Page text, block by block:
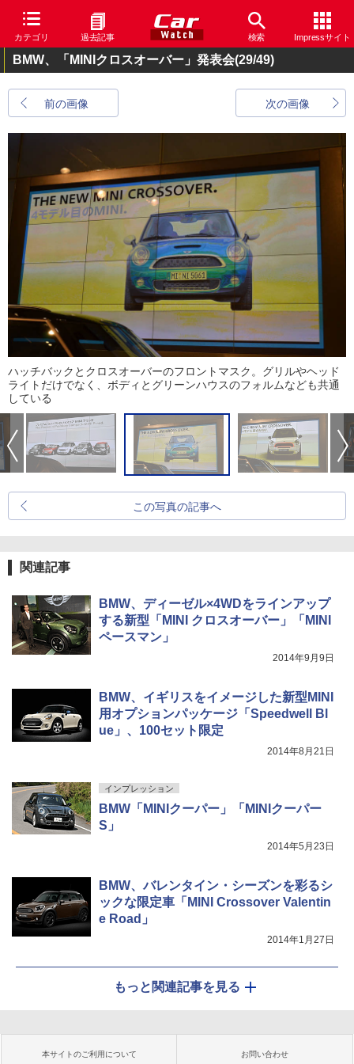
カテゴリ 過去記事 検索 Impressサイト
BMW、「MINIクロスオーバー」発表会(29/49)
前の画像 次の画像
ハッチバックとクロスオーバーのフロントマスク。グリルやヘッド
ライトだけでなく、ボディとグリーンハウスのフォルムなども共通
している
この写真の記事へ
関連記事
BMW、ディーゼル×4WDをラインアップ
する新型「MINI クロスオーバー」「MINI
ペースマン」
2014年9月9日
BMW、イギリスをイメージした新型MINI
用オプションパッケージ「Speedwell Bl
ue」、100セット限定
2014年8月21日
インプレッション
BMW「MINIクーパー」「MINIクーパー
S」
2014年5月23日
BMW、バレンタイン・シーズンを彩るシ
ックな限定車「MINI Crossover Valentin
e Road」
2014年1月27日
もっと関連記事を見る
本サイトのご利用について お問い合わせ